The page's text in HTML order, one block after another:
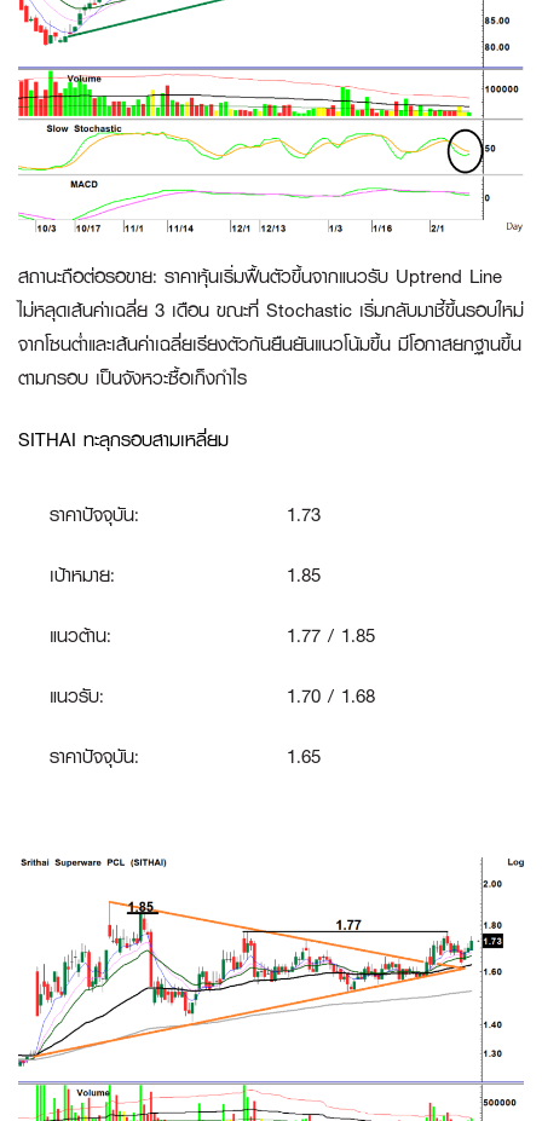
สถานะถือต่อรอขาย: ราคาหุ้นเริ่มฟื้นตัวขึ้นจากแนวรับ Uptrend Line
ไม่หลุดเส้นค่าเฉลี่ย 3 เดือน ขณะที่ Stochastic เริ่มกลับมาชี้ขึ้นรอบใหม่
จากโซนต่ำและเส้นค่าเฉลี่ยเรียงตัวกันยืนยันแนวโน้มขึ้น มีโอกาสยกฐานขึ้น
ตามกรอบ เป็นจังหวะซื้อเก็งกำไร
SITHAI ทะลุกรอบสามเหลี่ยม
ราคาปัจจุบัน:
1.73
เป้าหมาย:
1.85
แนวต้าน:
1.77 / 1.85
แนวรับ:
1.70 / 1.68
ราคาปัจจุบัน:
1.65